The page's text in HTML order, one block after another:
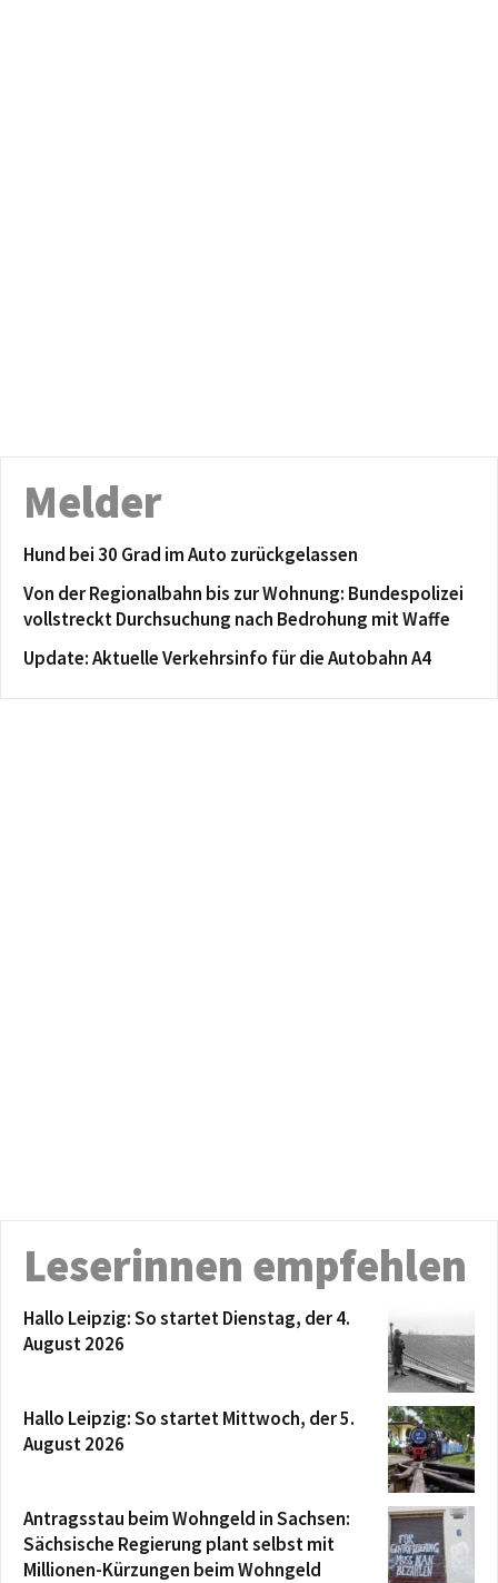
Melder
Hund bei 30 Grad im Auto zurückgelassen
Von der Regionalbahn bis zur Wohnung: Bundespolizei
vollstreckt Durchsuchung nach Bedrohung mit Waffe
Update: Aktuelle Verkehrsinfo für die Autobahn A4
Leserinnen empfehlen
Hallo Leipzig: So startet Dienstag, der 4.
August 2026
Hallo Leipzig: So startet Mittwoch, der 5.
August 2026
Antragsstau beim Wohngeld in Sachsen:
Sächsische Regierung plant selbst mit
Millionen-Kürzungen beim Wohngeld